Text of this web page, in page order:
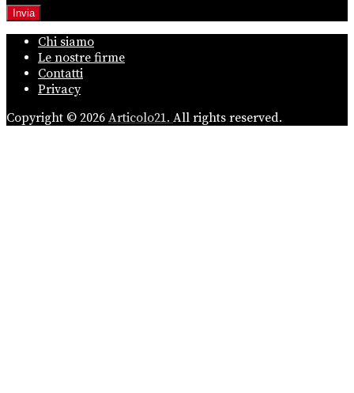
Chi siamo
Le nostre firme
Contatti
Privacy
Copyright © 2026 Articolo21. All rights reserved.